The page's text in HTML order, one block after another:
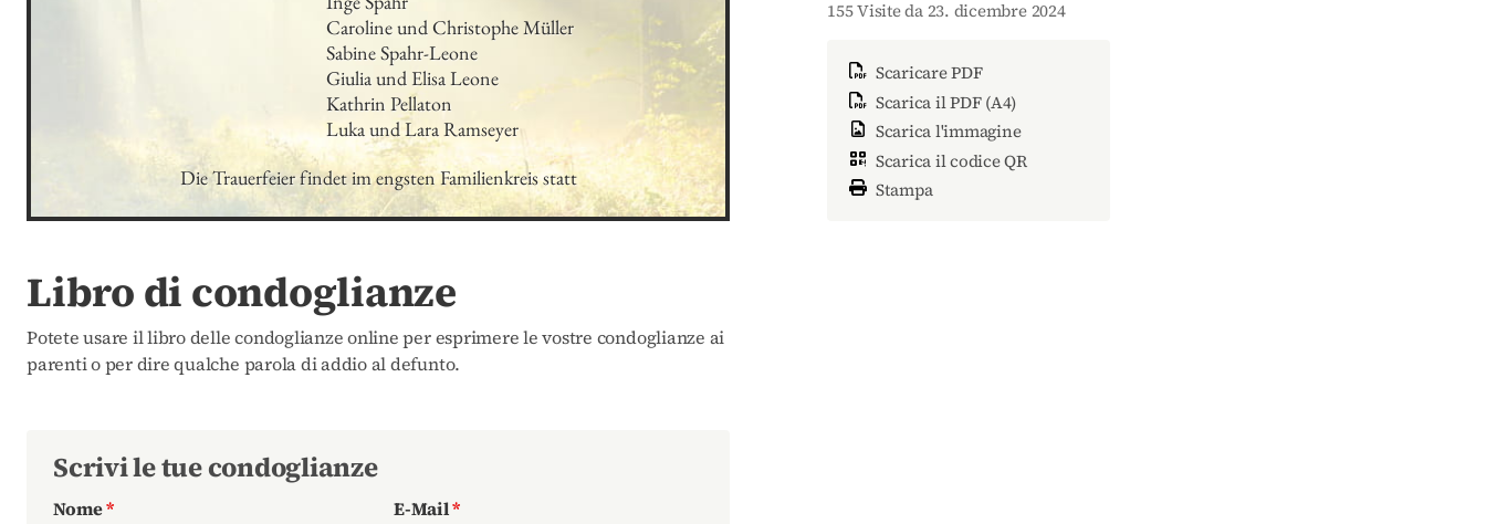
Caroline und Christophe Müller
Sabine Spahr-Leone
Giulia und Elisa Leone
Kathrin Pellaton
Luka und Lara Ramseyer
Die Trauerfeier findet im engsten Familienkreis statt
155 Visite da 23. dicembre 2024
Scaricare PDF
Scarica il PDF (A4)
Scarica l'immagine
Scarica il codice QR
Stampa
Libro di condoglianze
Potete usare il libro delle condoglianze online per esprimere le vostre condoglianze ai
parenti o per dire qualche parola di addio al defunto.
Scrivi le tue condoglianze
Nome* E-Mail*